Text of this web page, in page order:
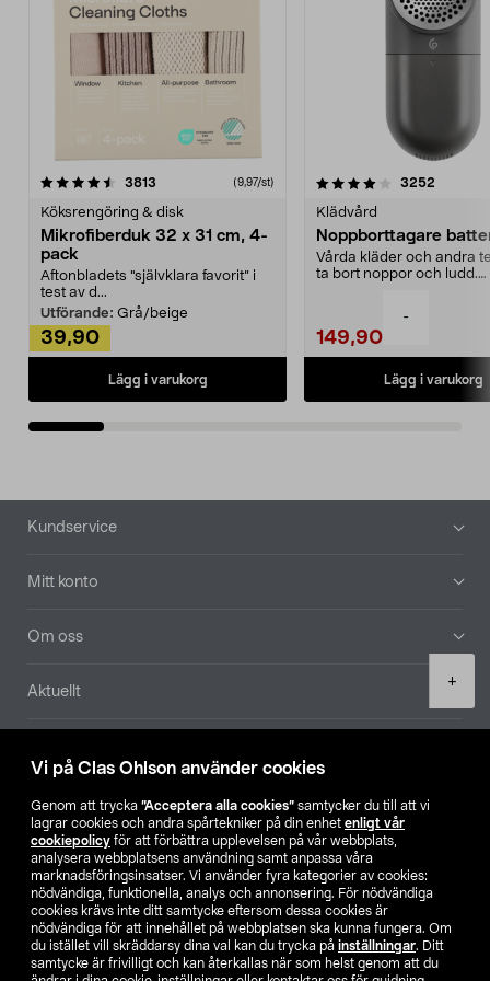
Vi på Clas Ohlson använder cookies
Genom att trycka ”Acceptera alla cookies” samtycker du till att vi
lagrar cookies och andra spårtekniker på din enhet enligt vår
cookiepolicy för att förbättra upplevelsen på vår webbplats,
analysera webbplatsens användning samt anpassa våra
marknadsföringsinsatser. Vi använder fyra kategorier av cookies:
nödvändiga, funktionella, analys och annonsering. För nödvändiga
cookies krävs inte ditt samtycke eftersom dessa cookies är
nödvändiga för att innehållet på webbplatsen ska kunna fungera. Om
du istället vill skräddarsy dina val kan du trycka på inställningar. Ditt
samtycke är frivilligt och kan återkallas när som helst genom att du
-
+
minuter.Upptining per
tid.Uppvärming med
effektlägen för olika
och grönsaker.
3813 (9,97/st)
Köksrengöring & disk
Mikrofiberduk 32 x 31 cm, 4-
pack
Aftonbladets "självklara favorit” i
test av d...
Utförande: Grå/beige
39,90
Lägg i varukorg
4.0av 5 stjärnor 3252
Klädvård
Noppborttagare
Vårda kläder och andra
ta bort noppor och ludd.
149,90
Lägg i varukorg
4.5av 5 stjärnor
Sidfot
Kundservice
Mitt konto
Om oss
Aktuellt
Hitta butik
SE NO FI